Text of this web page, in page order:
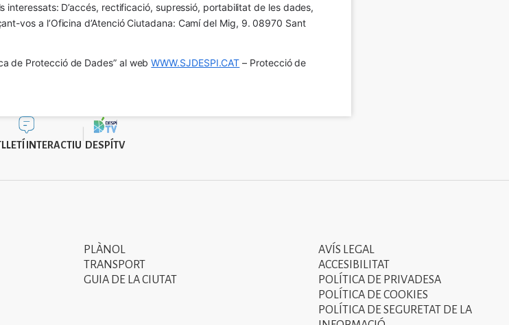
D’accés, rectificació, supressió, portabilitat de les dades,
vos a l’Oficina d’Atenció Ciutadana: Camí del Mig, 9. 08970 Sant
de Protecció de Dades” al web WWW.SJDESPI.CAT – Protecció de
INTERACTIU DESPÍTV
Segon
menú
PLÀNOL
TRANSPORT
GUIA DE LA CIUTAT
Tercer
menú
peu
AVÍS LEGAL
ACCESIBILITAT
POLÍTICA DE PRIVADESA
POLÍTICA DE COOKIES
POLÍTICA DE SEGURETAT DE LA